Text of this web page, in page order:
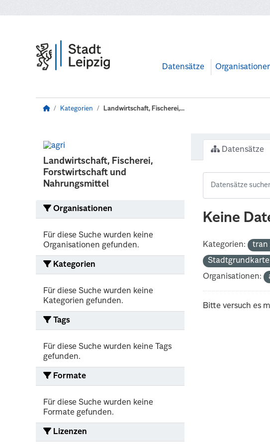
Datensätze
Kategorien Landwirtschaft, Fischerei,...
Landwirtschaft, Fischerei,
Forstwirtschaft und
Nahrungsmittel
Organisationen
Für diese Suche wurden keine
Organisationen gefunden.
Kategorien
Für diese Suche wurden keine
Kategorien gefunden.
Tags
Für diese Suche wurden keine Tags
gefunden.
Formate
Für diese Suche wurden keine
Formate gefunden.
Lizenzen
Datensätze
Keine
Kategorien: tran
Organisationen:
Bitte versuch es